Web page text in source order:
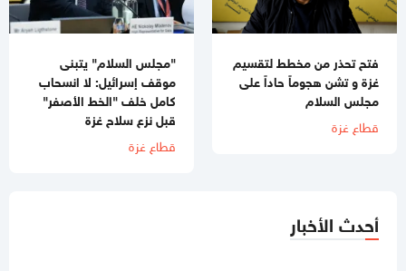
فتح تحذر من مخطط لتقسيم
غزة و تشن هجوماً حاداً على
مجلس السلام
قطاع غزة
"مجلس السلام" يتبنى
موقف إسرائيل: لا انسحاب
كامل خلف "الخط الأصفر"
قبل نزع سلاح غزة
قطاع غزة
أحدث الأخبار